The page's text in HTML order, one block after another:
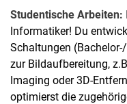
Studentische Arbeiten:
Informatiker! Du
Schaltungen
zur Bildaufbereitung,
Imaging oder 3D-
optimierst die